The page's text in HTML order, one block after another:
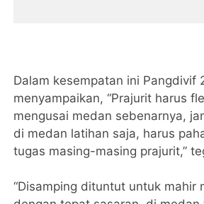
Dalam kesempatan ini Pangdivif
menyampaikan, “Prajurit harus
mengusai medan sebenarnya,
di medan latihan saja, harus
tugas masing-masing prajurit,”
“Disamping dituntut untuk mahir